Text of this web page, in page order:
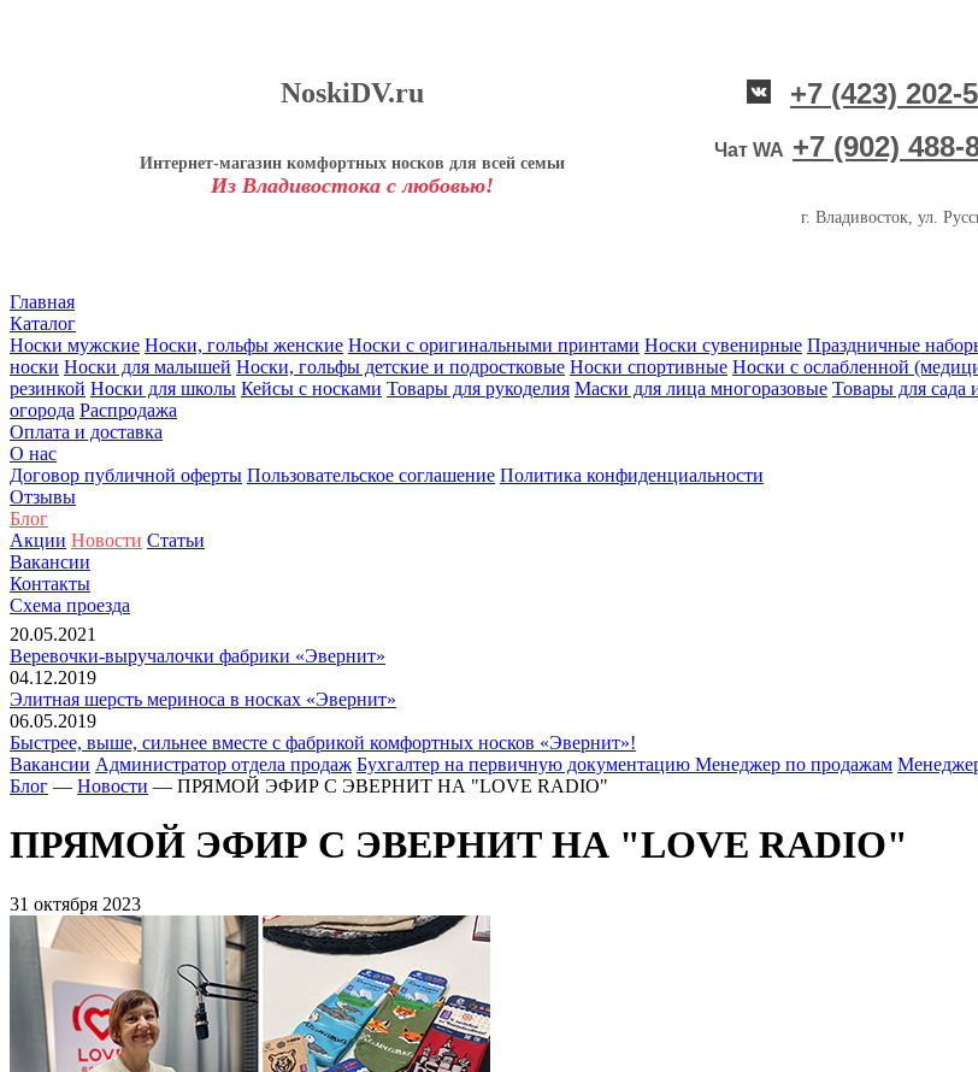
NoskiDV.ru
Интернет-магазин комфортных носков для всей семьи
Из Владивостока с любовью!
+7 (423) 202-
Чат WA +7 (902) 488-
г. Владивосток, ул.
Главная
Каталог
Носки мужские Носки, гольфы женские Носки с оригинальными принтами Носки сувенирные Праздничные
носки Носки для малышей Носки, гольфы детские и подростковые Носки спортивные Носки с ослабленной
резинкой Носки для школы Кейсы с носками Товары для рукоделия Маски для лица многоразовые Товары для сада
огорода Распродажа
Оплата и доставка
О нас
Договор публичной оферты Пользовательское соглашение Политика конфиденциальности
Отзывы
Блог
Акции Новости Статьи
Вакансии
Контакты
Схема проезда
20.05.2021
Веревочки-выручалочки фабрики «Эвернит»
04.12.2019
Элитная шерсть мериноса в носках «Эвернит»
06.05.2019
Быстрее, выше, сильнее вместе с фабрикой комфортных носков «Эвернит»!
Вакансии Администратор отдела продаж Бухгалтер на первичную документацию Менеджер по продажам
Блог — Новости — ПРЯМОЙ ЭФИР С ЭВЕРНИТ НА "LOVE RADIO"
ПРЯМОЙ ЭФИР С ЭВЕРНИТ НА "LOVE RADIO"
31 октября 2023